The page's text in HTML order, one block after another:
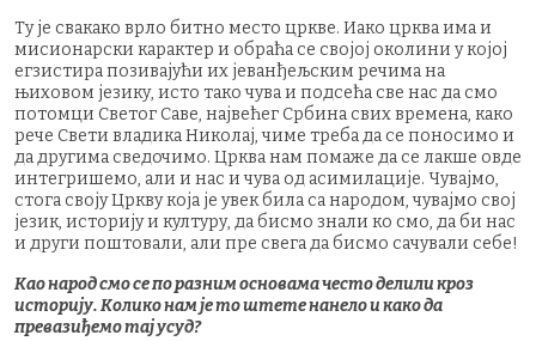
Ту је свакако врло битно место цркве. Иако црква има и
мисионарски карактер и обраћа се својој околини у којој
егзистира позивајући их јеванђељским речима на
њиховом језику, исто тако чува и подсећа све нас да смо
потомци Светог Саве, највећег Србина свих времена, како
рече Свети владика Николај, чиме треба да се поносимо и
да другима сведочимо. Црква нам помаже да се лакше овде
интегришемо, али и нас и чува од асимилације. Чувајмо,
стога своју Цркву која је увек била са народом, чувајмо свој
језик, историју и културу, да бисмо знали ко смо, да би нас
и други поштовали, али пре свега да бисмо сачували себе!
Као народ смо се по разним основама често делили кроз
историју. Колико нам је то штете нанело и како да
превазиђемо тај усуд?